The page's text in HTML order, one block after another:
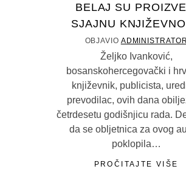
BELAJ SU
SJAJNU
OBJAVIO ADMINISTRATOR
Željko Ivanković,
bosanskohercegovački i
književnik, publicista,
prevodilac, ovih dana
četrdesetu godišnjicu rada.
da se obljetnica za ovog
poklopila…
PROČITAJTE VIŠE